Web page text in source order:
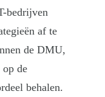
bedrijven
af te
de DMU,
de
behalen.